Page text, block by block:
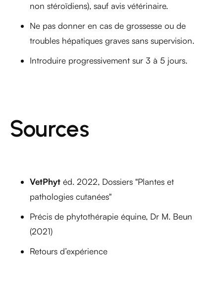
non stéroïdiens), sauf avis vétérinaire.
Ne pas donner en cas de grossesse ou de
troubles hépatiques graves sans supervision.
Introduire progressivement sur 3 à 5 jours.
Sources
VetPhyt éd. 2022, Dossiers "Plantes et
pathologies cutanées"
Précis de phytothérapie équine, Dr M. Beun
(2021)
Retours d’expérience